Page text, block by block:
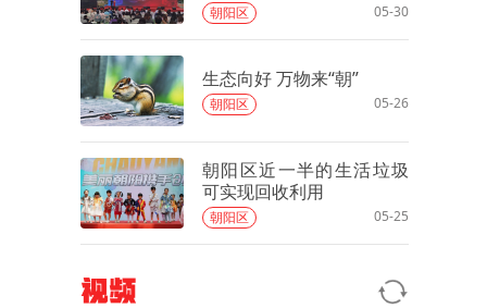
朝阳区 05-30
生态向好 万物来“朝”
朝阳区 05-26
朝阳区近一半的生活垃圾
可实现回收利用
朝阳区 05-25
视频